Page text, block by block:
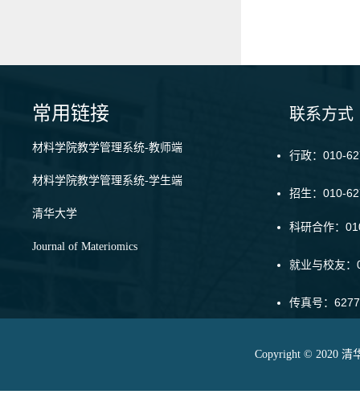
常用链接
材料学院教学管理系统-教师端
材料学院教学管理系统-学生端
清华大学
Journal of Materiomics
联系方式
行政：010-
招生：010-
科研合作：
就业与校友
传真号：
Copyright © 2020 清